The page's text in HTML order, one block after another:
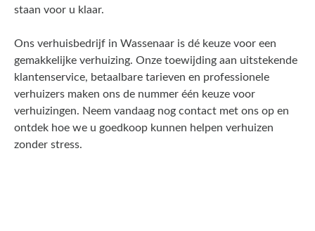
staan voor u klaar.
Ons verhuisbedrijf in Wassenaar is dé keuze voor een
gemakkelijke verhuizing. Onze toewijding aan uitstekende
klantenservice, betaalbare tarieven en professionele
verhuizers maken ons de nummer één keuze voor
verhuizingen. Neem vandaag nog contact met ons op en
ontdek hoe we u goedkoop kunnen helpen verhuizen
zonder stress.